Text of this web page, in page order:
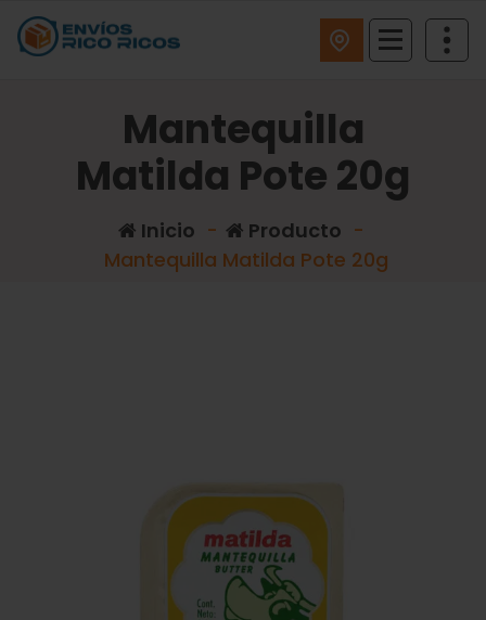
Mantequilla
Matilda Pote 20g
Inicio - Producto -
Mantequilla Matilda Pote 20g